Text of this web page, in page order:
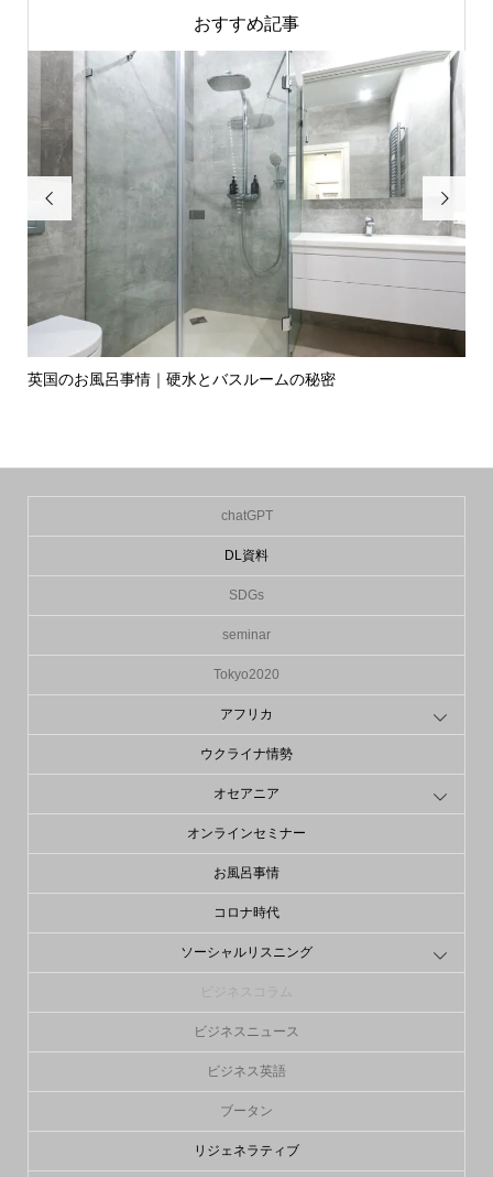
おすすめ記事

英国のお風呂事情｜硬水とバスルームの秘密

chatGPT
DL資料
SDGs
seminar
Tokyo2020
アフリカ
ウクライナ情勢
オセアニア
オンラインセミナー
お風呂事情
コロナ時代
ソーシャルリスニング
ビジネスコラム
ビジネスニュース
ビジネス英語
ブータン
リジェネラティブ